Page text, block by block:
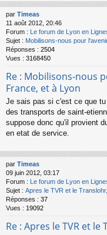
par Timeas
11 août 2012, 20:46
Forum : Le forum de Lyon en
Sujet : Mobilisons-nous pour
Réponses : 2504
Vues : 3168450
Re : Mobilisons-nous
France, et à Lyon
Je sais pas si c'est ce que
des transports de saint-
suppose donc qu'il provient
en etat de service.
par Timeas
09 juin 2012, 03:17
Forum :
Le forum de Lyon en
Sujet : Apres le TVR et le
Réponses : 37
Vues : 19092
Re : Apres le TVR et le